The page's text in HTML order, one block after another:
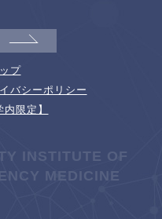
プ
バシーポリシー
限定】
INSTITUTE OF
MEDICINE